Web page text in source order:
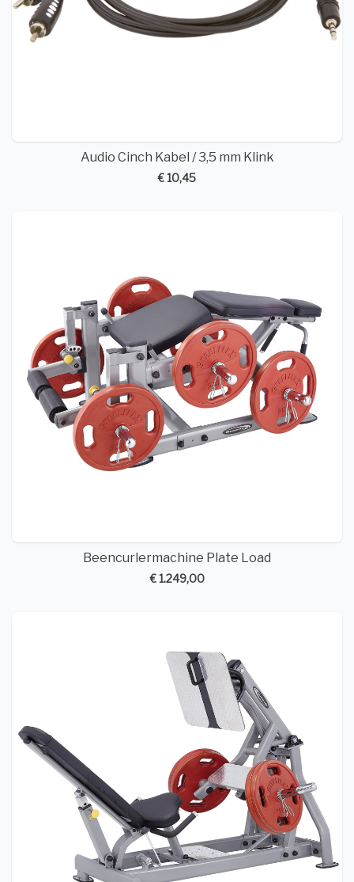
Audio Cinch Kabel / 3,5 mm Klink
€ 10,45
Beencurlermachine Plate Load
€ 1.249,00